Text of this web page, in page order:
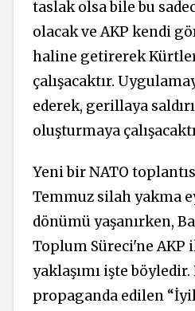
taslak olsa bile bu
olacak ve AKP kendi
haline getirerek
çalışacaktır.
ederek, gerillaya
oluşturmaya
Yeni bir NATO
Temmuz silah yakma
dönümü yaşanırken,
Toplum Süreci'ne AKP
yaklaşımı işte
propaganda edilen